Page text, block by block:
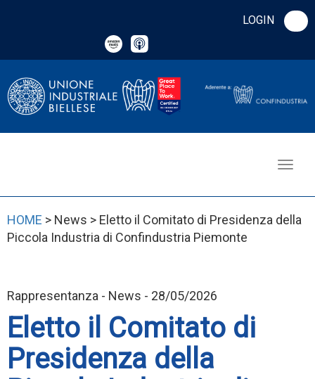
LOGIN
HOME > News > Eletto il Comitato di Presidenza della
Piccola Industria di Confindustria Piemonte
Rappresentanza - News - 28/05/2026
Eletto il Comitato di
Presidenza della